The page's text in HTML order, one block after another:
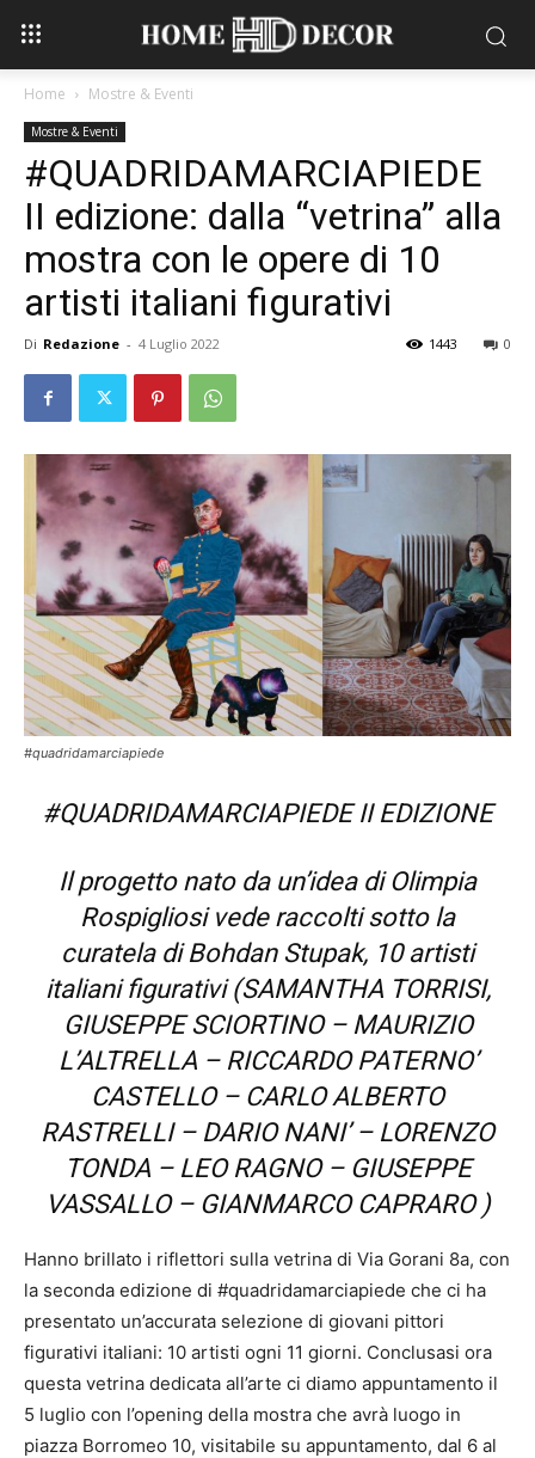
Home Mostre & Eventi
Mostre & Eventi
#QUADRIDAMARCIAPIEDE
II edizione: dalla “vetrina” alla
mostra con le opere di 10
artisti italiani figurativi
Di Redazione - 4 Luglio 2022 0
1443
#quadridamarciapiede
#QUADRIDAMARCIAPIEDE II EDIZIONE
Il progetto nato da un’idea di Olimpia
Rospigliosi vede raccolti sotto la
curatela diBohdan Stupak, 10 artisti
italiani figurativi (SAMANTHA TORRISI,
GIUSEPPE SCIORTINO – MAURIZIO
L’ALTRELLA – RICCARDO PATERNO’
CASTELLO – CARLO ALBERTO
RASTRELLI – DARIO NANI’ – LORENZO
TONDA – LEO RAGNO – GIUSEPPE
VASSALLO – GIANMARCO CAPRARO )
Hanno brillato i riflettori sulla vetrina di Via Gorani 8a, con
la seconda edizione di #quadridamarciapiede che ci ha
presentato un’accurata selezione di giovani pittori
figurativi italiani: 10 artisti ogni 11 giorni. Conclusasi ora
questa vetrina dedicata all’arte ci diamo appuntamento il
5 luglio con l’opening della mostra che avrà luogo in
piazza Borromeo 10, visitabile su appuntamento, dal 6 al